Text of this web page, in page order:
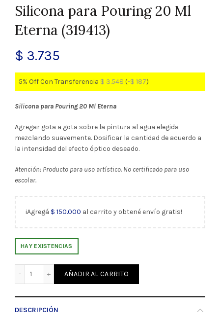
Silicona para Pouring 20 Ml
Eterna (319413)
$ 3.735
5% Off Con Transferencia $ 3.548 (-$ 187)
Silicona para Pouring 20 Ml Eterna
Agregar gota a gota sobre la pintura al agua elegida
mezclando suavemente. Dosificar la cantidad de acuerdo a
la intensidad del efecto óptico deseado.
Atención: Producto para uso artístico. No certificado para uso
escolar.
¡Agregá $ 150.000 al carrito y obtené envío gratis!
HAY EXISTENCIAS
Silicona para Pouring 20 Ml Eterna (319413) cantidad
AÑADIR AL CARRITO
DESCRIPCIÓN